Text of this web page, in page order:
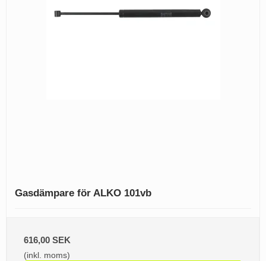
Gasdämpare för ALKO 101vb
616,00 SEK
(inkl. moms)